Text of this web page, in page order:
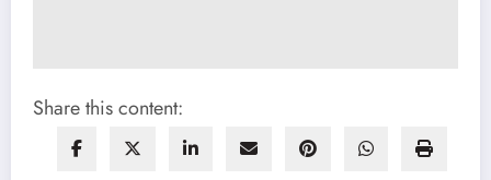
Share this content: